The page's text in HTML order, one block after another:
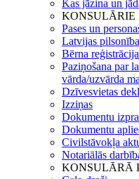
Kas jāzina un
KONSULĀRIE
Pases un
Latvijas
Bērna
Paziņošana par
vārda/uzvārda
Dzīvesvietas
Izziņas
Dokumentu
Dokumentu
Civilstāvokļa
Notariālās
KONSULĀRĀ